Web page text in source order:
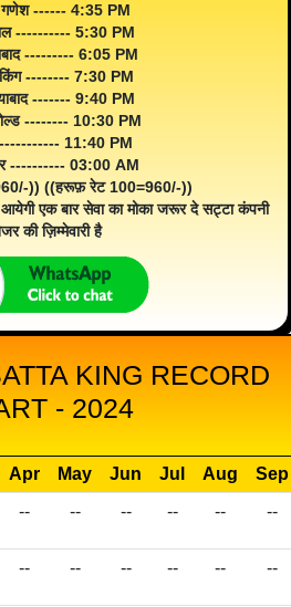
गणेश ------ 4:35 PM
---------- 5:30 PM
--------- 6:05 PM
किंग -------- 7:30 PM
------- 9:40 PM
-------- 10:30 PM
----------- 11:40 PM
---------- 03:00 AM
)) ((हरूफ़ रेट 100=960/-))
एक बार सेवा का मोका जरूर दे सट्टा कंपनी
की ज़िम्मेवारी है
KING RECORD
- 2024
Apr May Jun Jul Aug
Sep
-- -- -- -- -- --
-- -- -- -- -- --